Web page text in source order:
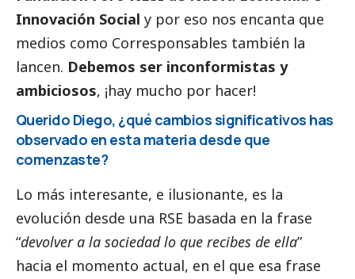
Innovación Social y por eso nos encanta que
medios como Corresponsables también la
lancen. Debemos ser inconformistas y
ambiciosos, ¡hay mucho por hacer!
Querido Diego, ¿qué cambios significativos has
observado en esta materia desde que
comenzaste?
Lo más interesante, e ilusionante, es la
evolución desde una RSE basada en la frase
“devolver a la sociedad lo que recibes de ella”
hacia el momento actual, en el que esa frase